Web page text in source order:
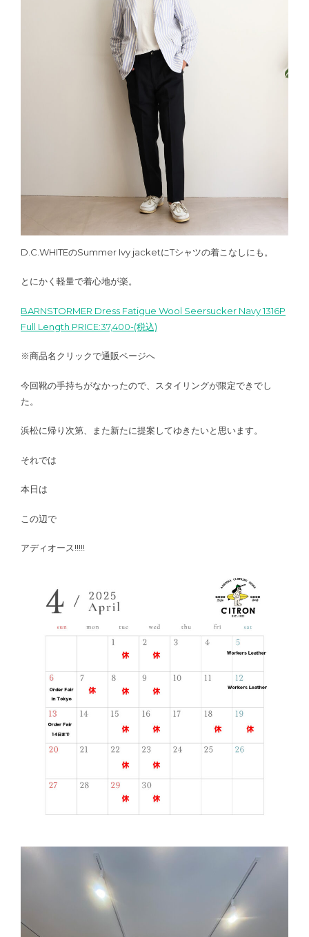
D.C.WHITEのSummer Ivy jacketにTシャツの着こなしにも。
とにかく軽量で着心地が楽。
BARNSTORMER Dress Fatigue Wool Seersucker Navy 1316P
Full Length PRICE:37,400-(税込)
※商品名クリックで通販ページへ
今回靴の手持ちがなかったので、スタイリングが限定できでし
た。
浜松に帰り次第、また新たに提案してゆきたいと思います。
それでは
本日は
この辺で
アディオース!!!!!